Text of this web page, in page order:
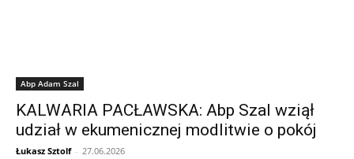
Abp Adam Szal
KALWARIA PACŁAWSKA: Abp Szal wziął
udział w ekumenicznej modlitwie o pokój
Łukasz Sztolf - 27.06.2026